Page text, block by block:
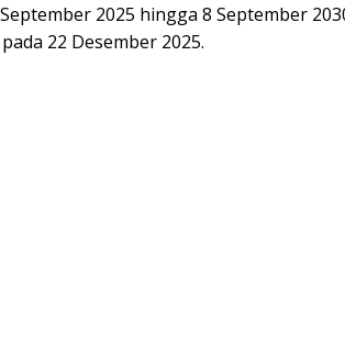
2025 hingga 8 September
22 Desember 2025.